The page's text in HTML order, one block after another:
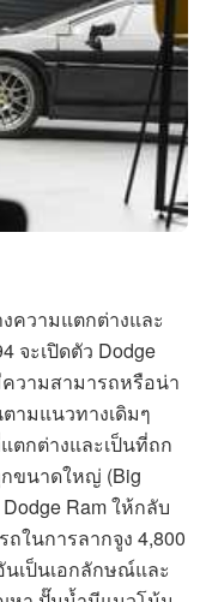
ความแตกต่างและ
จะเปิดตัว Dodge
ความสามารถหรือน่า
ามแนวทางเดิมๆ
ตกต่างและเป็นที่ถก
กขนาดใหญ่ (Big
Ram ให้กลับ
ในการลากจูง 4,800
เป็นเอกลักษณ์และ